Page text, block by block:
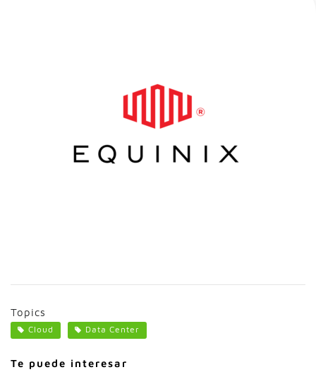
Topics
Cloud Data Center
Te puede interesar